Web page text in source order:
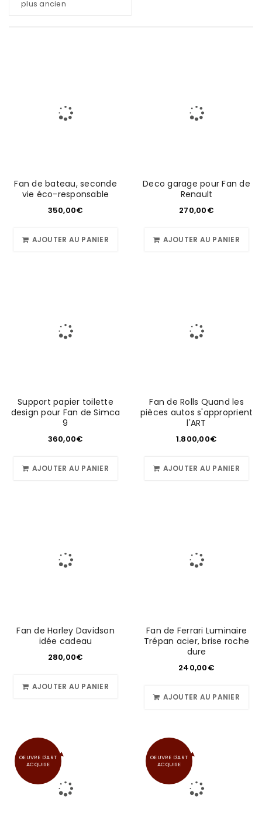
plus ancien
Fan de bateau, seconde
vie éco-responsable
350,00€
AJOUTER AU PANIER
Deco garage pour Fan de
Renault
270,00€
AJOUTER AU PANIER
Support papier toilette
design pour Fan de Simca
9
360,00€
AJOUTER AU PANIER
Fan de Rolls Quand les
pièces autos s'approprient
l'ART
1.800,00€
AJOUTER AU PANIER
Fan de Harley Davidson
idée cadeau
280,00€
AJOUTER AU PANIER
Fan de Ferrari Luminaire
Trépan acier, brise roche
dure
240,00€
AJOUTER AU PANIER
OEUVRE D'ART
ACQUISE
OEUVRE D'ART
ACQUISE